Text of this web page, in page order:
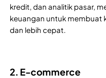
kredit, dan analitik pasar,
keuangan untuk membuat
dan lebih cepat.
2. E-commerce